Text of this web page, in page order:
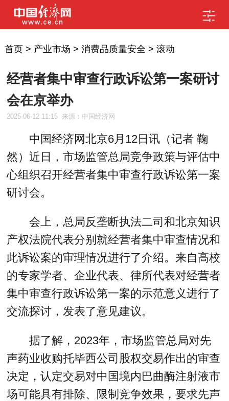
首页> 产业市场 > 消费品质量安全 > 滚动
经营者集中审查行政诉讼第一案研讨
会在京举办
2025-06-12 11:15 来源：中国经济网
中国经济网北京6月12日讯（记者 鞠
然）近日，市场监管总局竞争政策与评估中
心组织召开经营者集中审查行政诉讼第一案
研讨会。
会上，总局反垄断执法二司和北京知识
产权法院代表分别就经营者集中审查情况和
此诉讼案的审理情况进行了介绍。来自高校
的专家学者、企业代表、律所代表对经营者
集中审查行政诉讼第一案的示范意义进行了
交流探讨，发表了意见建议。
据了解，2023年，市场监管总局对先
声药业收购托毕西公司股权交易作出的审查
决定，认定交易对中国境内巴曲酶注射液市
场可能具有排除、限制竞争效果，要求先声